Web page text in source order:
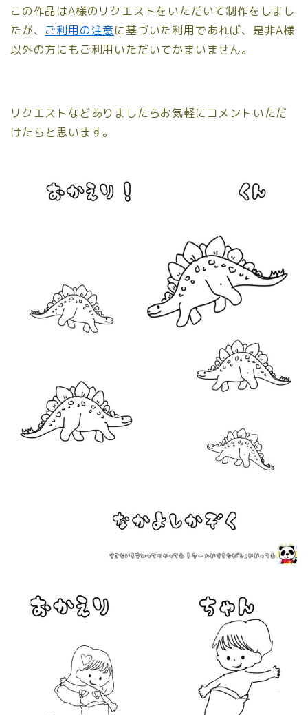
この作品はA様のリクエストをいただいて制作をしまし
たが、 ご利用の注意に基づいた利用であれば、是非A様
以外の方にもご利用いただいてかまいません。
リクエストなどありましたらお気軽にコメントいただ
けたらと思います。